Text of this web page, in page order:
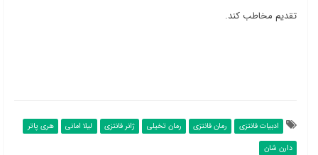
تقدیم مخاطب کند.
ادبیات فانتزی رمان فانتزی رمان تخیلی ژانر فانتزی لیلا امانی
هری پاتر
دارن شان